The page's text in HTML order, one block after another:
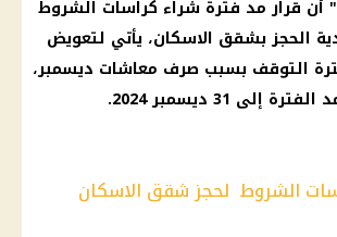
أن قرارمد فترة شراء كراسات الشروط
الحجز بشقق الاسكان، يأتي لتعويض
التوقف بسبب صرف معاشات ديسمبر،
31 ديسمبر 2024.
الشروط لحجز شقق الاسكان